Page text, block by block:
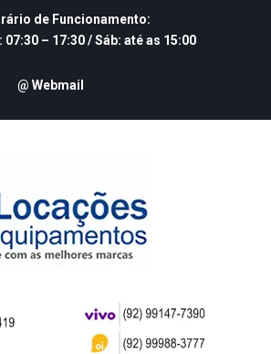
de Funcionamento:
07:30 – 17:30 / Sáb: até as 15:00
@ Webmail